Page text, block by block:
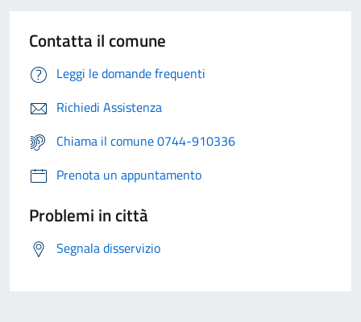
Contatta il comune
Leggi le domande frequenti
Richiedi Assistenza
Chiama il comune 0744-910336
Prenota un appuntamento
Problemi in città
Segnala disservizio